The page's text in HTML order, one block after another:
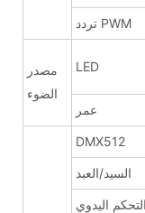
تردد PWM
مصدر
الضوء
LED
عمر
DMX512
السيد/العبد
التحكم اليدوي